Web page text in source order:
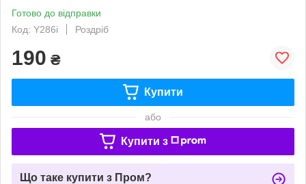
Готово до відправки
Код: Y286i
Роздріб
190 ₴
Купити
або
Купити з
Що таке купити з Пром?